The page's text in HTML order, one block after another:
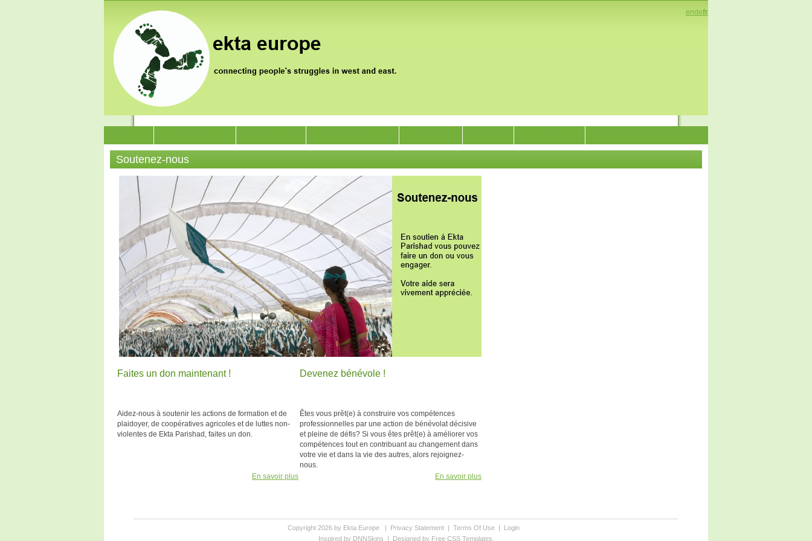
endefr
Soutenez-nous
Faites un don maintenant ! Devenez bénévole !
Aidez-nous à soutenir les actions de formation et de
plaidoyer, de coopératives agricoles et de luttes non-
violentes de Ekta Parishad, faites un don.
Êtes vous prêt(e) à construire vos compétences
professionnelles par une action de bénévolat décisive
et pleine de défis? Si vous êtes prêt(e) à améliorer vos
compétences tout en contribuant au changement dans
votre vie et dans la vie des autres, alors rejoignez-
nous.
En savoir plus
En savoir plus
Copyright 2026 by Ekta Europe| Privacy Statement| Terms Of Use|
Login
Inspired by DNNSkins | Designed by Free CSS Templates